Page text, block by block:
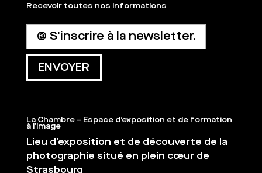
Recevoir toutes nos informations
La Chambre – Espace d’exposition et de formation
à l’image
Lieu d’exposition et de découverte de la
photographie situé en plein cœur de
Strasbourg